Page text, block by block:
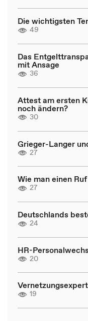
Die wichtigsten
49
Das
mit Ansage
36
Attest am ersten
noch ändern?
30
Grieger-Langer
27
Wie man einen
27
Deutschlands
24
HR-
20
19